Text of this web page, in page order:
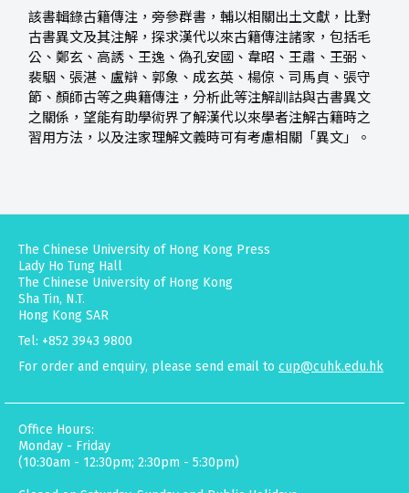
該書輯錄古籍傳注，旁參群書，輔以相關出土文獻，比對
古書異文及其注解，探求漢代以來古籍傳注諸家，包括毛
公、鄭玄、高誘、王逸、偽孔安國、韋昭、王肅、王弼、
裴駰、張湛、盧辯、郭象、成玄英、楊倞、司馬貞、張守
節、顏師古等之典籍傳注，分析此等注解訓詁與古書異文
之關係，望能有助學術界了解漢代以來學者注解古籍時之
習用方法，以及注家理解文義時可有考慮相關「異文」。
The Chinese University of Hong Kong Press
Lady Ho Tung Hall
The Chinese University of Hong Kong
Sha Tin, N.T.
Hong Kong SAR
Tel: +852 3943 9800
For order and enquiry, please send email to cup@cuhk.edu.hk
Office Hours:
Monday - Friday
(10:30am - 12:30pm; 2:30pm - 5:30pm)